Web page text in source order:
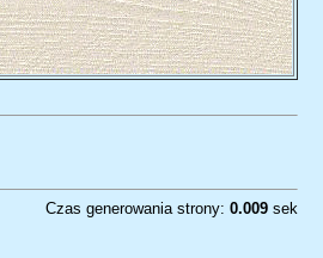
Czas generowania strony: 0.009sek